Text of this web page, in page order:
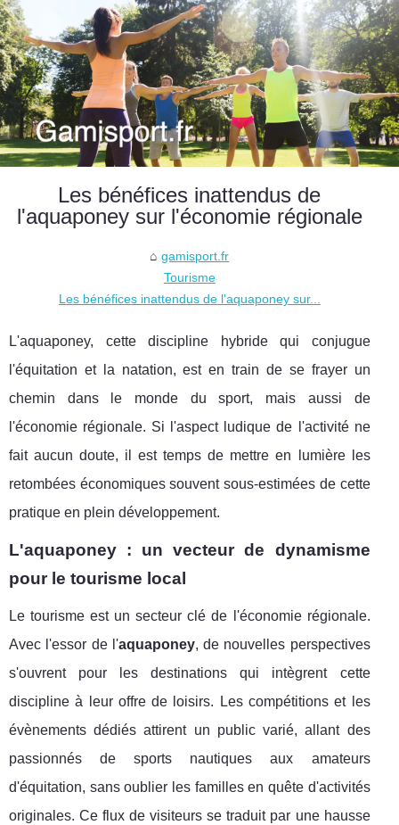
Les bénéfices inattendus de
l'aquaponey sur l'économie régionale
gamisport.fr
Tourisme
Les bénéfices inattendus de l'aquaponey sur...
L'aquaponey, cette discipline hybride qui conjugue
l'équitation et la natation, est en train de se frayer un
chemin dans le monde du sport, mais aussi de
l'économie régionale. Si l'aspect ludique de l'activité ne
fait aucun doute, il est temps de mettre en lumière les
retombées économiques souvent sous-estimées de cette
pratique en plein développement.
L'aquaponey : un vecteur de dynamisme
pour le tourisme local
Le tourisme est un secteur clé de l'économie régionale.
Avec l'essor de l'aquaponey, de nouvelles perspectives
s'ouvrent pour les destinations qui intègrent cette
discipline à leur offre de loisirs. Les compétitions et les
évènements dédiés attirent un public varié, allant des
passionnés de sports nautiques aux amateurs
d'équitation, sans oublier les familles en quête d'activités
originales. Ce flux de visiteurs se traduit par une hausse